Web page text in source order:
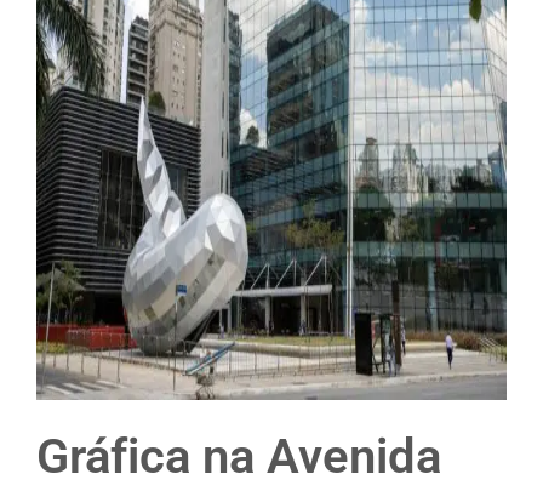
Gráfica na Avenida